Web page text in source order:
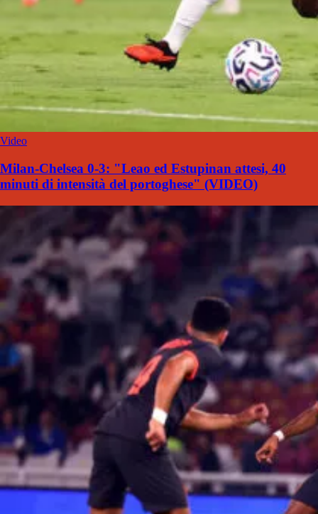
Video
Milan-Chelsea 0-3: "Leao ed Estupinan attesi, 40
minuti di intensità del portoghese" (VIDEO)